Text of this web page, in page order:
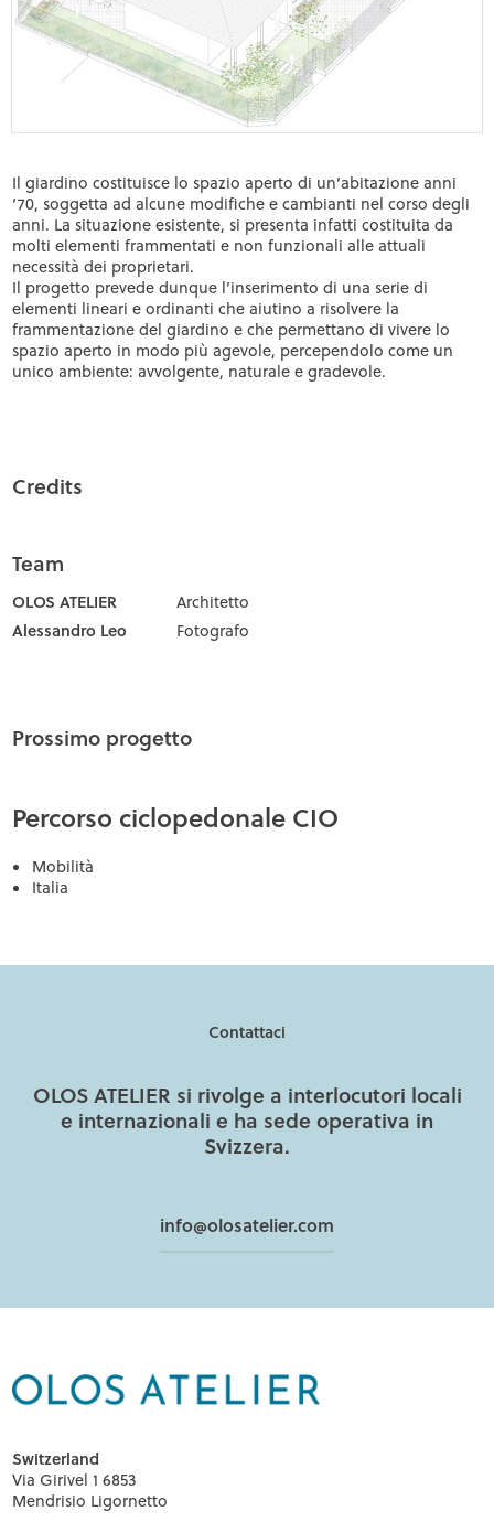
Il giardino costituisce lo spazio aperto di un’abitazione anni
‘70, soggetta ad alcune modifiche e cambianti nel corso degli
anni. La situazione esistente, si presenta infatti costituita da
molti elementi frammentati e non funzionali alle attuali
necessità dei proprietari.
Il progetto prevede dunque l’inserimento di una serie di
elementi lineari e ordinanti che aiutino a risolvere la
frammentazione del giardino e che permettano di vivere lo
spazio aperto in modo più agevole, percependolo come un
unico ambiente: avvolgente, naturale e gradevole.
Credits
Team
OLOS ATELIER
Architetto
Alessandro Leo
Fotografo
Prossimo progetto
Percorso ciclopedonale CIO
Mobilità
Italia
Contattaci
OLOS ATELIER si rivolge a interlocutori locali
e internazionali e ha sede operativa in
Svizzera.
info@olosatelier.com
Switzerland
Via Girivel 1 6853
Mendrisio Ligornetto